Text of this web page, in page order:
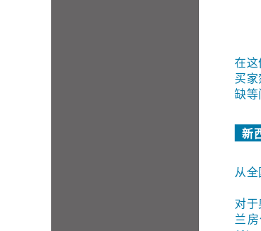
在
买
缺等
新
从
对
兰